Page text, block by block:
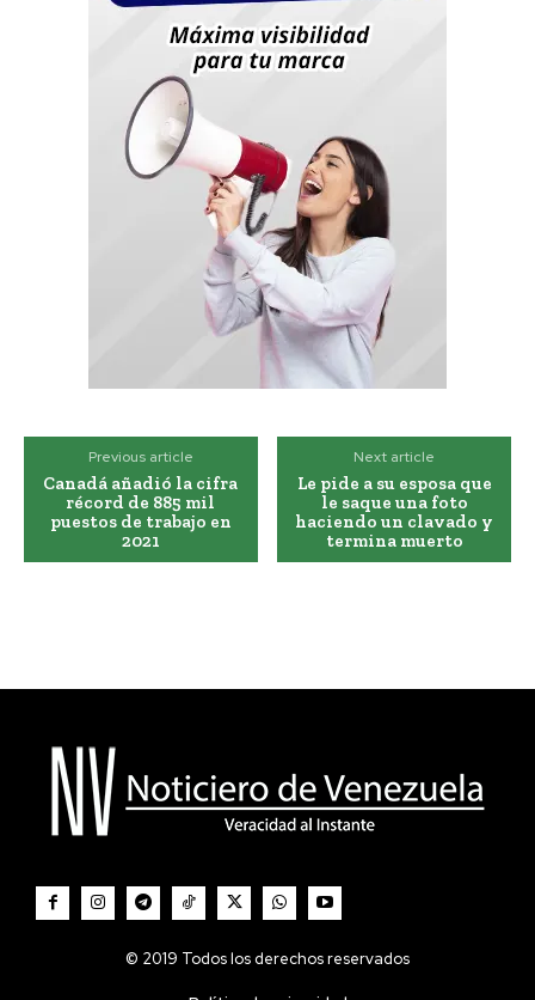
Previous article
Canadá añadió la cifra
récord de 885 mil
puestos de trabajo en
2021
Next article
Le pide a su esposa que
le saque una foto
haciendo un clavado y
termina muerto
© 2019 Todos los derechos reservados